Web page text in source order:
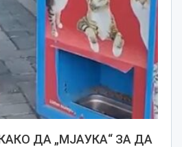
ДА „МЈАУКА“ ЗА ДА